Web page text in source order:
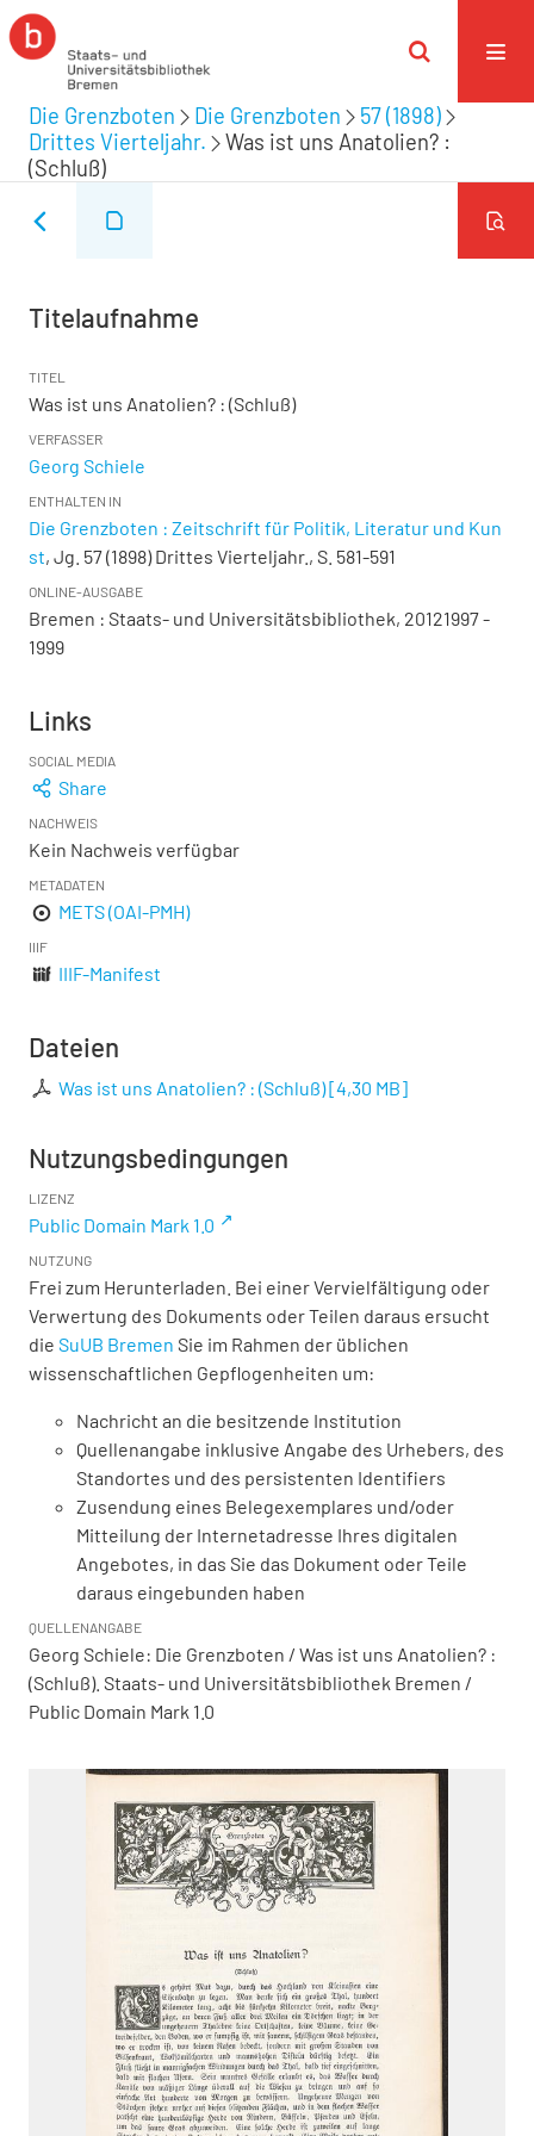
Die Grenzboten Die Grenzboten
57 (1898)
Drittes Vierteljahr.
Was ist uns Anatolien? :
(Schluß)
Titelaufnahme
TITEL
Was ist uns Anatolien? : (Schluß)
VERFASSER
Georg Schiele
ENTHALTEN IN
Die Grenzboten : Zeitschrift für Politik, Literatur und Kun
st, Jg. 57 (1898) Drittes Vierteljahr., S. 581-591
ONLINE-AUSGABE
Bremen : Staats- und Universitätsbibliothek, 20121997 -
1999
Links
SOCIAL MEDIA
Share
NACHWEIS
Kein Nachweis verfügbar
METADATEN
METS (OAI-PMH)
IIIF
IIIF-Manifest
Dateien
Was ist uns Anatolien? : (Schluß)[4,30 MB]
Nutzungsbedingungen
LIZENZ
Public Domain Mark 1.0
NUTZUNG
Frei zum Herunterladen. Bei einer Vervielfältigung oder
Verwertung des Dokuments oder Teilen daraus ersucht
die SuUB Bremen Sie im Rahmen der üblichen
wissenschaftlichen Gepflogenheiten um:
Nachricht an die besitzende Institution
Quellenangabe inklusive Angabe des Urhebers, des
Standortes und des persistenten Identifiers
Zusendung eines Belegexemplares und/oder
Mitteilung der Internetadresse Ihres digitalen
Angebotes, in das Sie das Dokument oder Teile
daraus eingebunden haben
QUELLENANGABE
Georg Schiele: Die Grenzboten / Was ist uns Anatolien? :
(Schluß). Staats- und Universitätsbibliothek Bremen /
Public Domain Mark 1.0